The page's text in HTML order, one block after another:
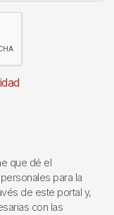
que dé el
para la
de este portal y,
con las